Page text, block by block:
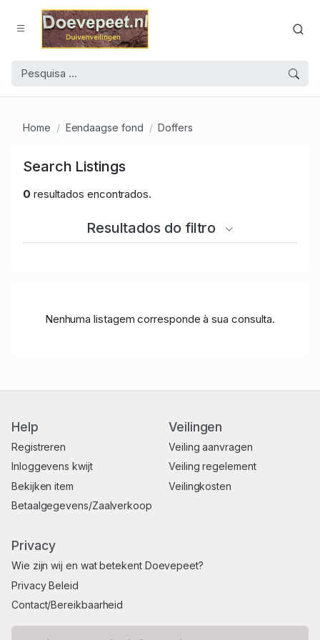
Home Eendaagse fond Doffers
Search Listings
0 resultados encontrados.
Resultados do filtro
Nenhuma listagem corresponde à sua consulta.
Help
Registreren
Inloggevens kwijt
Bekijken item
Betaalgegevens/Zaalverkoop
Veilingen
Veiling aanvragen
Veiling regelement
Veilingkosten
Privacy
Wie zijn wij en wat betekent Doevepeet?
Privacy Beleid
Contact/Bereikbaarheid